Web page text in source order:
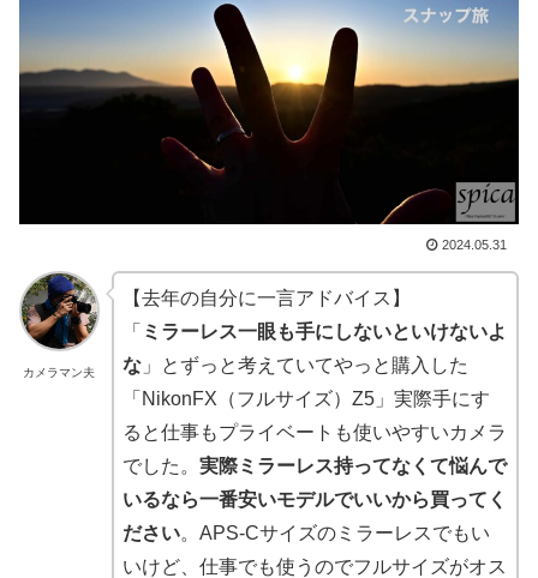
2024.05.31
カメラマン夫
【去年の自分に一言アドバイス】
「 ミラーレス一眼も手にしないといけないよ
な」とずっと考えていてやっと購入した
「NikonFX（フルサイズ）Z5」実際手にす
ると仕事もプライベートも使いやすいカメラ
でした。 実際ミラーレス持ってなくて悩んで
いるなら一番安いモデルでいいから買ってく
ださい。APS-Cサイズのミラーレスでもい
いけど、仕事でも使うのでフルサイズがオス